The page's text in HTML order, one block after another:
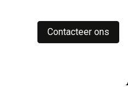
Contacteer ons